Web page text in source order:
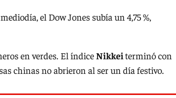
el Dow Jones subía un 4,75 %,
en verdes. El índice Nikkeiterminó con
chinas no abrieron al ser un día festivo.